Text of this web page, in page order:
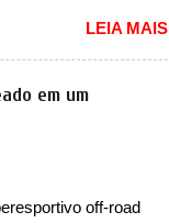
visual e também
o elétrico passará a
visuais, a marca
a usar um novo
Entre eles,
de domínio de
LEIA MAIS
em um
off-road